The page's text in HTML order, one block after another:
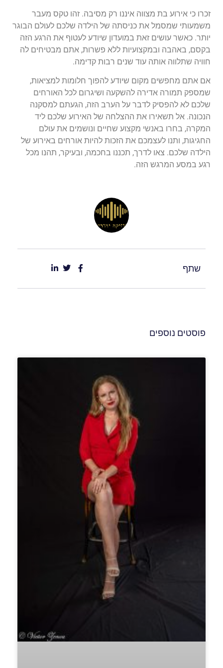
זכרו כי אירוע בת מצווה איננו רק מסיבה. זהו טקס מעבר
משמעותי שמסמל את כניסתה של הילדה שלכם לעולם הבוגר
יותר. כאשר עושים זאת במועדון שיודע לעטוף את הרגע הזה
בקסם, באהבה ובמקצועיות ללא פשרות, אתם מבטיחים לה
חוויה שתלווה אותה עוד שנים רבות קדימה.
אם אתם מחפשים מקום שיודע להפוך חלומות למציאות,
שמספק תמורה אדירה להשקעה ושיגרום לכל האורחים
שלכם לא להפסיק לדבר על הערב הזה, הגעתם למסקנה
הנכונה. אל תשאירו את ההצלחה של האירוע שלכם ליד
המקרה, בחרו באנשי מקצוע שחיים ונושמים את עולם
החגיגות, ותנו לעצמכם את הזכות להיות אורחים באירוע של
הילדה שלכם. צאו לדרך, תכננו בחכמה, ובעיקר, תהנו מכל
רגע במסע המרגש הזה.
שתף
פוסטים נוספים